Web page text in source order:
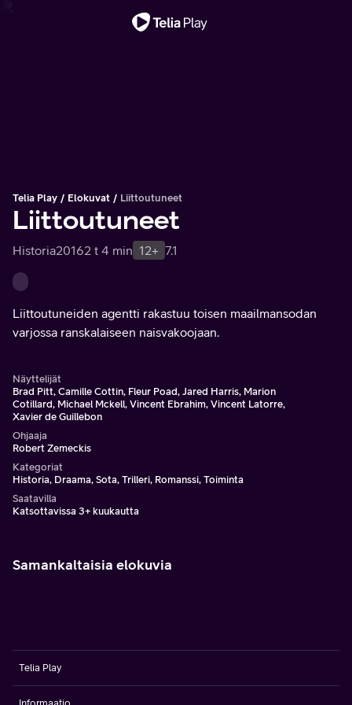
Telia Play Elokuvat Liittoutuneet
Liittoutuneet
Historia20162 t 4 min 12+ 7.1
Liittoutuneiden agentti rakastuu toisen maailmansodan
varjossa ranskalaiseen naisvakoojaan.
Näyttelijät
Brad Pitt, Camille Cottin, Fleur Poad, Jared Harris, Marion
Cotillard, Michael Mckell, Vincent Ebrahim, Vincent Latorre,
Xavier de Guillebon
Ohjaaja
Robert Zemeckis
Kategoriat
Historia, Draama, Sota, Trilleri, Romanssi, Toiminta
Saatavilla
Katsottavissa 3+ kuukautta
Samankaltaisia elokuvia
Telia Play